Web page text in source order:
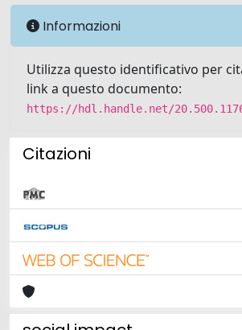
Informazioni
Utilizza questo identificativo per
link a questo documento:
https://hdl.handle.net/
Citazioni